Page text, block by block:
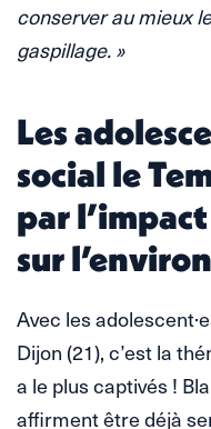
conserver au mieux
gaspillage. »
Les
social le
par
sur
Avec les
Dijon (21), c’est la
a le plus captivés !
affirment être déjà